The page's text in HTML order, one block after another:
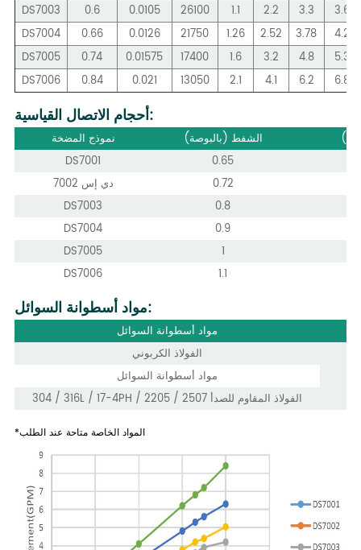
DS7003
0.6 0.0105 26100 1.1 2.2 3.3
3.6
DS7004
0.66 0.0126 21750 1.26 2.52 3.78
4.2
DS7005
0.74 0.01575 17400 1.6 3.2 4.8
5.3
DS7006
0.84 0.021 13050 2.1 4.1 6.2 6.8
أحجام الاتصال القياسية:
نموذج المضخة الشفط (بالبوصة)
DS7001
0.65
دي إس 7002
0.72
DS7003
0.8
DS7004
0.9
DS7005
1
DS7006
1.1
مواد أسطوانة السوائل:
مواد أسطوانة السوائل
الفولاذ الكربوني
مواد أسطوانة السوائل
304 / 316L / 17-4PH / 2205 / 2507 الفولاذ المقاوم للصدأ
*المواد الخاصة متاحة عند الطلب